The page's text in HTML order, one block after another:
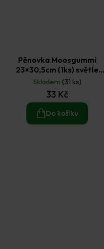
Pěnovka Moosgummi
23×30,5cm (1ks) světle
modrá
Skladem (31 ks)
33 Kč
Do košíku